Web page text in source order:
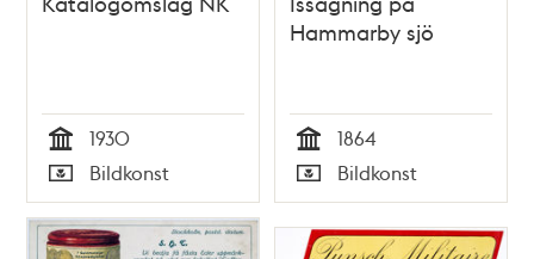
Tid
1930
Typ
Bildkonst
Hammarby sjö
Tid
1864
Typ
Bildkonst